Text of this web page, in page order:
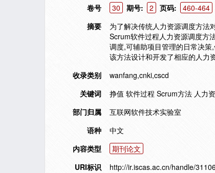
卷号
30 期号: 2 页码:
460-464
摘要
为了解决传统人力资源调度方法
Scrum软件过程人力资源调度方
调度,可辅助项目管理的日常决
该方法设计和开发了相应的人力
收录类别
wanfang,cnki,cscd
关键词
挣值 软件过程 Scrum方法 人力
部门归属
互联网软件技术实验室
语种
中文
内容类型
期刊论文
URI标识
http://ir.iscas.ac.cn/handle/